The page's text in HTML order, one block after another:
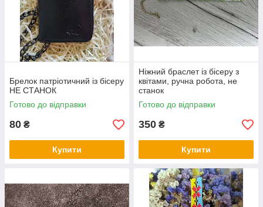
Брелок патріотичний із бісеру
НЕ СТАНОК
Готово до відправки
80 ₴
Купити
Ніжний браслет із бісеру з
квітами, ручна робота, не
станок
Готово до відправки
350 ₴
Купити